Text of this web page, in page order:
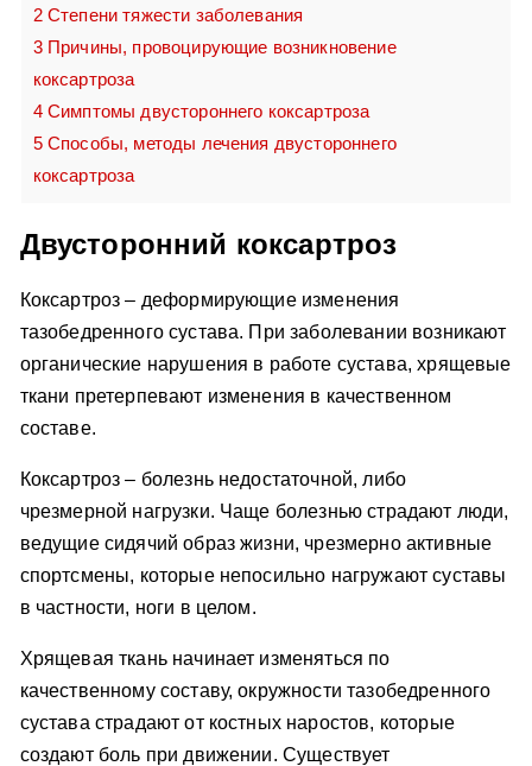
2Степени тяжести заболевания
3Причины, провоцирующие возникновение
коксартроза
4Симптомы двустороннего коксартроза
5Способы, методы лечения двустороннего
коксартроза
Двусторонний коксартроз
Коксартроз – деформирующие изменения
тазобедренного сустава. При заболевании возникают
органические нарушения в работе сустава, хрящевые
ткани претерпевают изменения в качественном
составе.
Коксартроз – болезнь недостаточной, либо
чрезмерной нагрузки. Чаще болезнью страдают люди,
ведущие сидячий образ жизни, чрезмерно активные
спортсмены, которые непосильно нагружают суставы
в частности, ноги в целом.
Хрящевая ткань начинает изменяться по
качественному составу, окружности тазобедренного
сустава страдают от костных наростов, которые
создают боль при движении. Существует